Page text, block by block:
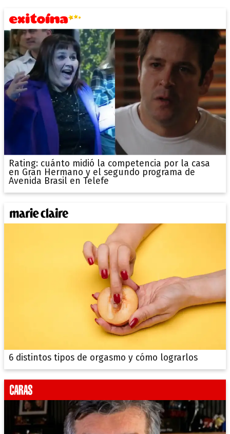
Rating: cuánto midió la competencia por la casa
en Gran Hermano y el segundo programa de
Avenida Brasil en Telefe
6 distintos tipos de orgasmo y cómo lograrlos